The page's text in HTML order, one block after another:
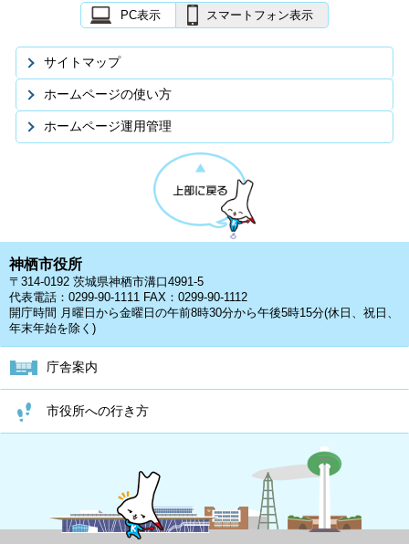
PC表示 スマートフォン表示
サイトマップ
ホームページの使い方
ホームページ運用管理
神栖市役所
〒314-0192 茨城県神栖市溝口4991-5
代表電話：0299-90-1111 FAX：0299-90-1112
開庁時間 月曜日から金曜日の午前8時30分から午後5時15分(休日、祝日、
年末年始を除く)
庁舎案内
市役所への行き方